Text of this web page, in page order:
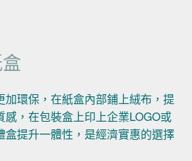
加環保，在紙盒內部鋪上絨布，提
，在包裝盒上印上企業LOGO或
盒提升一體性，是經濟實惠的選擇